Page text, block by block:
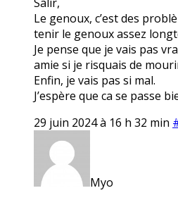
Le genoux, c’est des
tenir le genoux assez
Je pense que je vais pas
amie si je risquais de
Enfin, je vais pas si mal.
J’espère que ca se passe
29 juin 2024 à 16 h 32 min
Myo